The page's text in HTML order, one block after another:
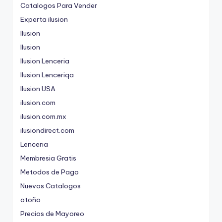
Catalogos Para Vender
Experta ilusion
Ilusion
Ilusion
Ilusion Lenceria
Ilusion Lenceriqa
Ilusion USA
ilusion.com
ilusion.com.mx
ilusiondirect.com
Lenceria
Membresia Gratis
Metodos de Pago
Nuevos Catalogos
otoño
Precios de Mayoreo